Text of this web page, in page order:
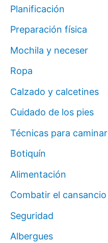
Planificación
Preparación física
Mochila y neceser
Ropa
Calzado y calcetines
Cuidado de los pies
Técnicas para caminar
Botiquín
Alimentación
Combatir el cansancio
Seguridad
Albergues